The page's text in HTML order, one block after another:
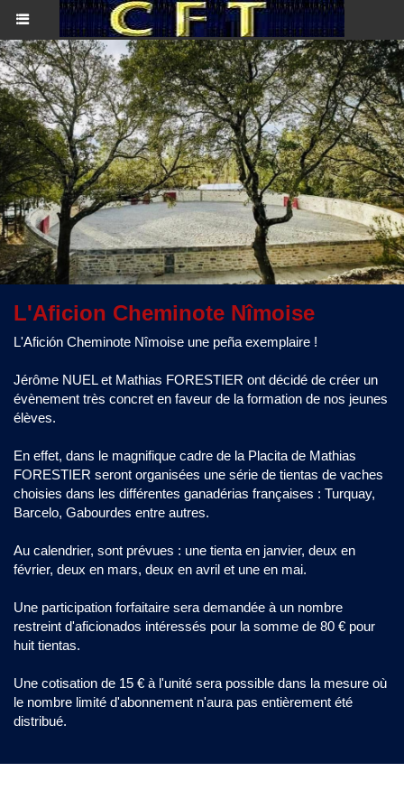
L'Aficion Cheminote Nîmoise
L'Afición Cheminote Nîmoise une peña exemplaire !
Jérôme NUEL et Mathias FORESTIER ont décidé de créer un
évènement très concret en faveur de la formation de nos jeunes
élèves.
En effet, dans le magnifique cadre de la Placita de Mathias
FORESTIER seront organisées une série de tientas de vaches
choisies dans les différentes ganadérias françaises : Turquay,
Barcelo, Gabourdes entre autres.
Au calendrier, sont prévues : une tienta en janvier, deux en
février, deux en mars, deux en avril et une en mai.
Une participation forfaitaire sera demandée à un nombre
restreint d'aficionados intéressés pour la somme de 80 € pour
huit tientas.
Une cotisation de 15 € à l'unité sera possible dans la mesure où
le nombre limité d'abonnement n'aura pas entièrement été
distribué.